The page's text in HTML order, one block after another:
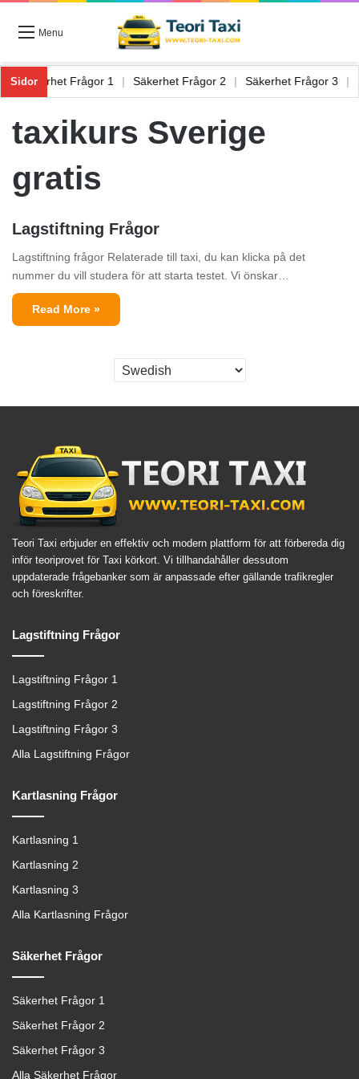
Menu
Sidor
| Säkerhet Frågor 1 Säkerhet Frågor 2 Säkerhet Frågor 3
taxikurs Sverige
gratis
Lagstiftning Frågor
Lagstiftning frågor Relaterade till taxi, du kan klicka på det
nummer du vill studera för att starta testet. Vi önskar…
Read More »
Teori Taxi erbjuder en effektiv och modern plattform för att förbereda dig
inför teoriprovet för Taxi körkort. Vi tillhandahåller dessutom
uppdaterade frågebanker som är anpassade efter gällande trafikregler
och föreskrifter.
Lagstiftning Frågor
Lagstiftning Frågor 1
Lagstiftning Frågor 2
Lagstiftning Frågor 3
Alla Lagstiftning Frågor
Kartlasning Frågor
Kartlasning 1
Kartlasning 2
Kartlasning 3
Alla Kartlasning Frågor
Säkerhet Frågor
Säkerhet Frågor 1
Säkerhet Frågor 2
Säkerhet Frågor 3
Alla Säkerhet Frågor